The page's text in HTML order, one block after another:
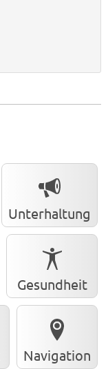
Unterhaltung
Gesundheit
Navigation